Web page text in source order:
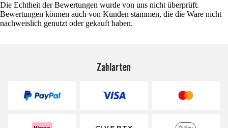
Die Echtheit der Bewertungen wurde von uns nicht überprüft.
Bewertungen können auch von Kunden stammen, die die Ware nicht
nachweislich genutzt oder gekauft haben.
Zahlarten